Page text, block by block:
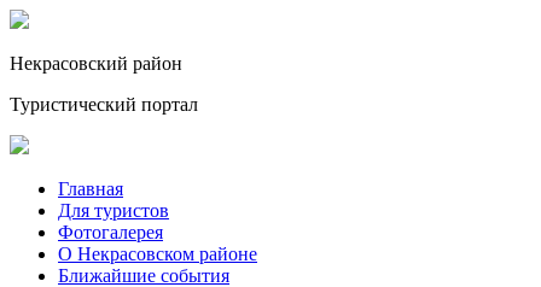
Некрасовский район
Туристический портал
Главная
Для туристов
Фотогалерея
О Некрасовском районе
Ближайшие события